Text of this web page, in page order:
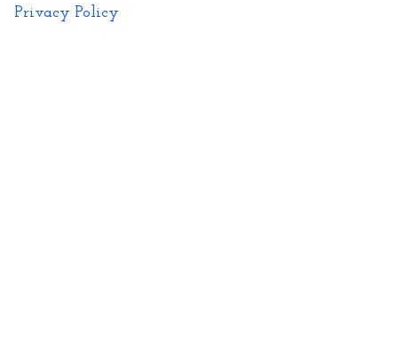
N'hésitez pas, nous sommes présents pour vous
Privacy Policy